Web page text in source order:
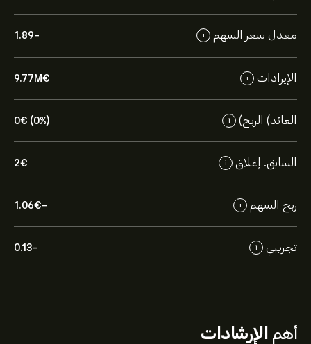
معدل سعر السهم i
-1.89
الإيرادات i
9.77M‎€‎
العائد) الربح) i
0‎€‎ (0%)
السابق. إغلاق i
2‎€‎
ربح السهم i
-1.06‎€‎
تجريبي i
-0.13
أهم الإرشادات